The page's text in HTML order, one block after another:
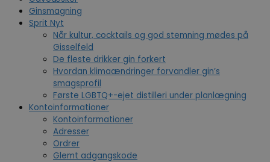
Ginsmagning
Sprit Nyt
Når kultur, cocktails og god stemning mødes på
Gisselfeld
De fleste drikker gin forkert
Hvordan klimaændringer forvandler gin’s
smagsprofil
Første LGBTQ+-ejet distilleri under planlægning
Kontoinformationer
Kontoinformationer
Adresser
Ordrer
Glemt adgangskode